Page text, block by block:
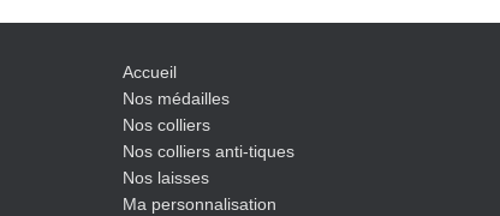
Accueil
Nos médailles
Nos colliers
Nos colliers anti-tiques
Nos laisses
Ma personnalisation